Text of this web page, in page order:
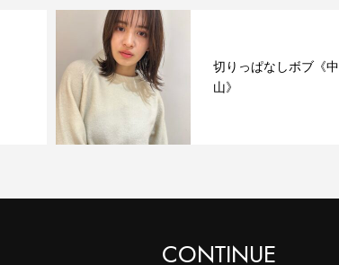
切りっぱなしボブ《中
山》
CONTINUE